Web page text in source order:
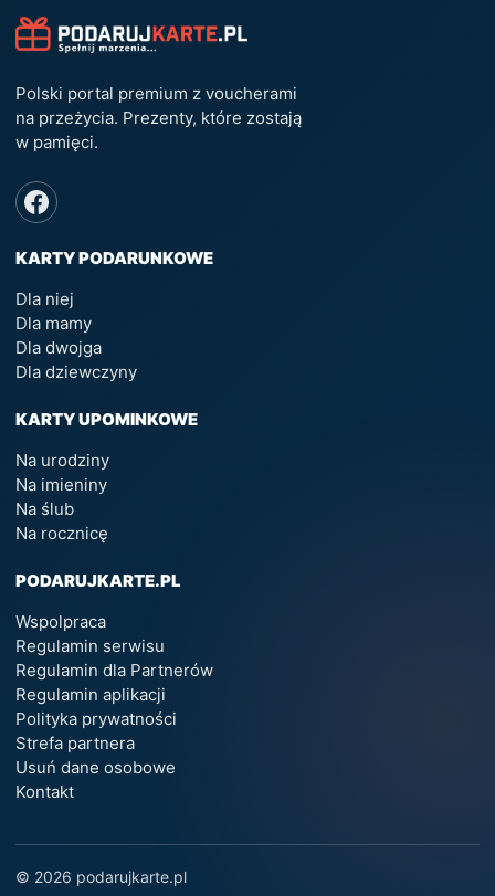
Polski portal premium z voucherami
na przeżycia. Prezenty, które zostają
w pamięci.
KARTY PODARUNKOWE
Dla niej
Dla mamy
Dla dwojga
Dla dziewczyny
KARTY UPOMINKOWE
Na urodziny
Na imieniny
Na ślub
Na rocznicę
PODARUJKARTE.PL
Wspolpraca
Regulamin serwisu
Regulamin dla Partnerów
Regulamin aplikacji
Polityka prywatności
Strefa partnera
Usuń dane osobowe
Kontakt
© 2026 podarujkarte.pl